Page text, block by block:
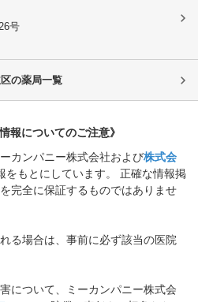
号
の薬局一覧
報についてのご注意》
カンパニー株式会社および株式会
をもとにしています。 正確な情報掲
完全に保証するものではありませ
る場合は、事前に必ず該当の医院
について、ミーカンパニー株式会